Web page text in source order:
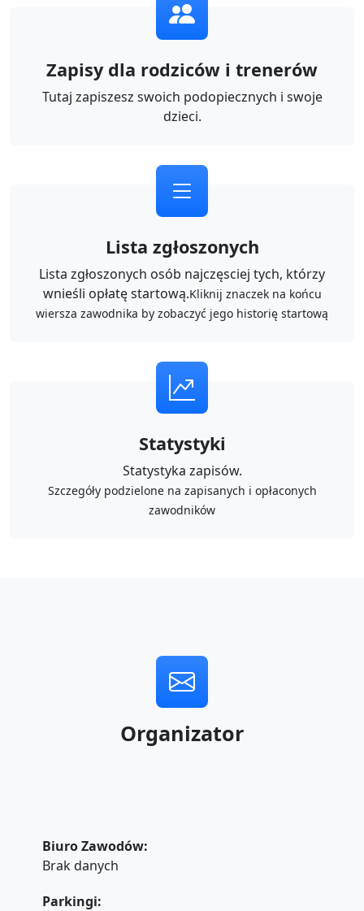
Zapisy dla rodziców i trenerów
Tutaj zapiszesz swoich podopiecznych i swoje
dzieci.
Lista zgłoszonych
Lista zgłoszonych osób najczęsciej tych, którzy
wnieśli opłatę startową.Kliknij znaczek na końcu
wiersza zawodnika by zobaczyć jego historię startową
Statystyki
Statystyka zapisów.
Szczegóły podzielone na zapisanych i opłaconych
zawodników
Organizator
Biuro Zawodów:
Brak danych
Parkingi: